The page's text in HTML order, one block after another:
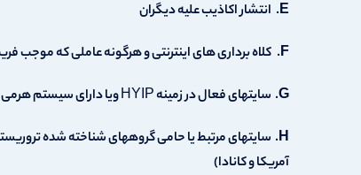
انتشار اکاذیب علیه دیگران
کلاه برداری های اینترنتی و هرگونه عاملی که موجب
سایتهای فعال در زمینه HYIP ویا دارای سیستم هرمی
سایتهای مرتبط یا حامی گروههای شناخته شده
آمریکا و کانادا)